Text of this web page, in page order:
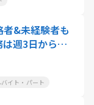
&未経験者も
週3日から可
見
イト・パート